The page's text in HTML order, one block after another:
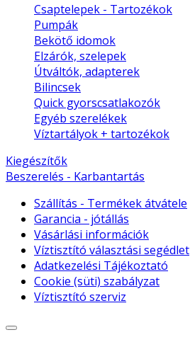
Csaptelepek - Tartozékok
Pumpák
Bekötő idomok
Elzárók, szelepek
Útváltók, adapterek
Bilincsek
Quick gyorscsatlakozók
Egyéb szerelékek
Víztartályok + tartozékok
Kiegészítők
Beszerelés - Karbantartás
Szállítás - Termékek átvátele
Garancia - jótállás
Vásárlási információk
Víztisztító választási segédlet
Adatkezelési Tájékoztató
Cookie (süti) szabályzat
Víztisztító szerviz